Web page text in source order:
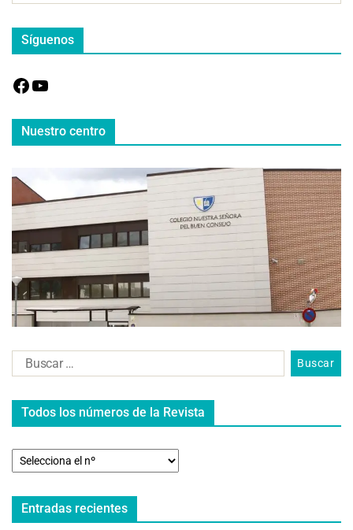
Síguenos
Nuestro centro
Todos los números de la Revista
Entradas recientes